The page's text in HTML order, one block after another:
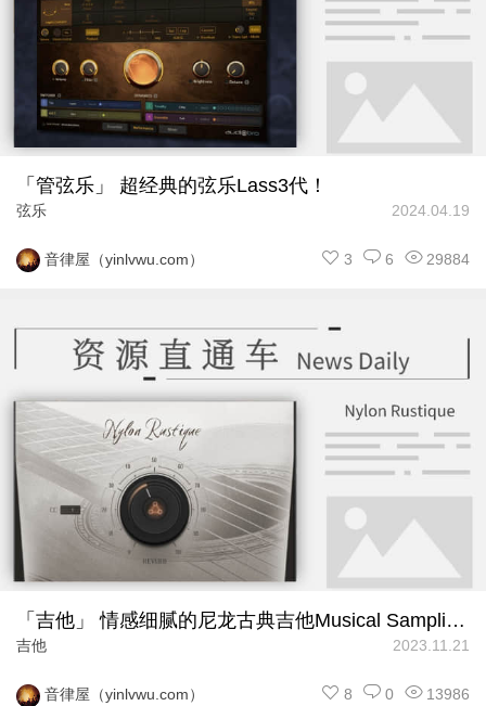
「管弦乐」 超经典的弦乐Lass3代！
弦乐 2024.04.19
音律屋（yinlvwu.com） 29884
6
3
「吉他」 情感细腻的尼龙古典吉他Musical Sampling Nylon Rustique
吉他 2023.11.21
音律屋（yinlvwu.com） 13986
0
8